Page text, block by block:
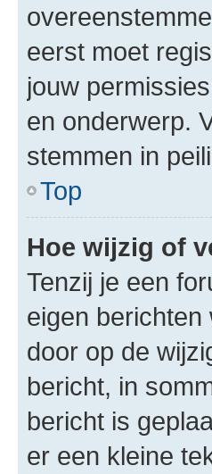
eerst moet
jouw
en onderwerp.
stemmen in
Top
Hoe wijzig of
Tenzij je een
eigen
door op de
bericht, in
bericht is
er een kleine